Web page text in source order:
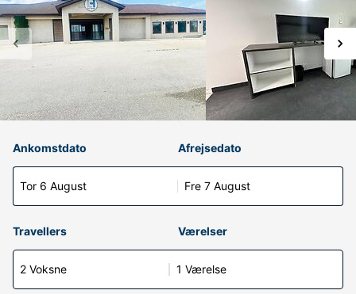
Ankomstdato
Tor 6 August
Afrejsedato
Fre 7 August
Travellers Værelser
2 Voksne 1 Værelse